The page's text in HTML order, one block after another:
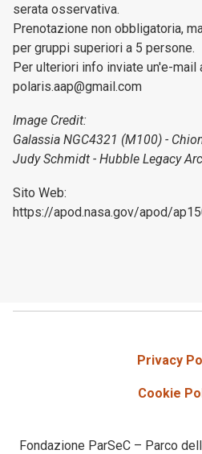
serata osservativa.
Prenotazione non obbligatoria,
per gruppi superiori a 5 persone.
Per ulteriori info inviate un'e-mail
polaris.aap@gmail.com
Image Credit:
Galassia NGC4321 (M100) -
Judy Schmidt - Hubble Legacy
Sito Web:
https://apod.nasa.gov/apod/
Privacy
Cookie
Fondazione ParSeC – Parco